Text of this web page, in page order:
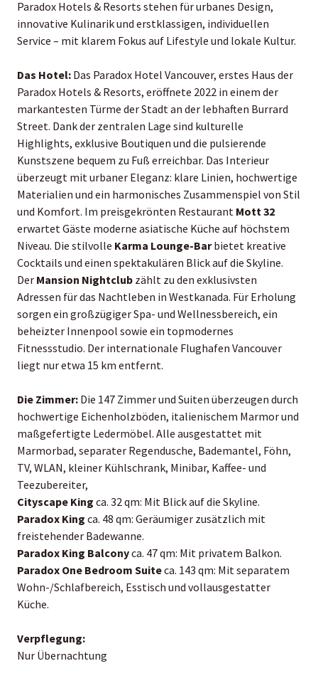
Paradox Hotels & Resorts stehen für urbanes Design,
innovative Kulinarik und erstklassigen, individuellen
Service – mit klarem Fokus auf Lifestyle und lokale Kultur.
Das Hotel: Das Paradox Hotel Vancouver, erstes Haus der
Paradox Hotels & Resorts, eröffnete 2022 in einem der
markantesten Türme der Stadt an der lebhaften Burrard
Street. Dank der zentralen Lage sind kulturelle
Highlights, exklusive Boutiquen und die pulsierende
Kunstszene bequem zu Fuß erreichbar. Das Interieur
überzeugt mit urbaner Eleganz: klare Linien, hochwertige
Materialien und ein harmonisches Zusammenspiel von Stil
und Komfort. Im preisgekrönten Restaurant Mott 32
erwartet Gäste moderne asiatische Küche auf höchstem
Niveau. Die stilvolle Karma Lounge-Barbietet kreative
Cocktails und einen spektakulären Blick auf die Skyline.
Der Mansion Nightclub zählt zu den exklusivsten
Adressen für das Nachtleben in Westkanada. Für Erholung
sorgen ein großzügiger Spa- und Wellnessbereich, ein
beheizter Innenpool sowie ein topmodernes
Fitnessstudio. Der internationale Flughafen Vancouver
liegt nur etwa 15 km entfernt.
Die Zimmer: Die 147 Zimmer und Suiten überzeugen durch
hochwertige Eichenholzböden, italienischem Marmor und
maßgefertigte Ledermöbel. Alle ausgestattet mit
Marmorbad, separater Regendusche, Bademantel, Föhn,
TV, WLAN, kleiner Kühlschrank, Minibar, Kaffee- und
Teezubereiter,
Cityscape King ca. 32 qm: Mit Blick auf die Skyline.
Paradox King ca. 48 qm: Geräumiger zusätzlich mit
freistehender Badewanne.
Paradox King Balconyca. 47 qm: Mit privatem Balkon.
Paradox One Bedroom Suiteca. 143 qm: Mit separatem
Wohn-/Schlafbereich, Esstisch und vollausgestatter
Küche.
Verpflegung:
Nur Übernachtung